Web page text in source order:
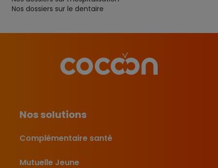
Nos dossiers sur le dentaire
Nos solutions
Complémentaire santé
Mutuelle Jeune